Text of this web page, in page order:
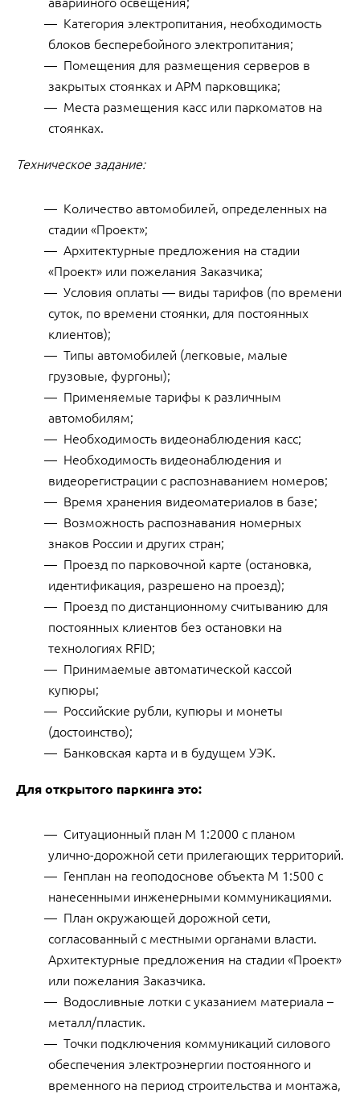
Категория электропитания, необходимость
блоков бесперебойного электропитания;
Помещения для размещения серверов в
закрытых стоянках и АРМ парковщика;
Места размещения касс или паркоматов на
стоянках.
Техническое задание:
Количество автомобилей, определенных на
стадии «Проект»;
Архитектурные предложения на стадии
«Проект» или пожелания Заказчика;
Условия оплаты — виды тарифов (по времени
суток, по времени стоянки, для постоянных
клиентов);
Типы автомобилей (легковые, малые
грузовые, фургоны);
Применяемые тарифы к различным
автомобилям;
Необходимость видеонаблюдения касс;
Необходимость видеонаблюдения и
видеорегистрации с распознаванием номеров;
Время хранения видеоматериалов в базе;
Возможность распознавания номерных
знаков России и других стран;
Проезд по парковочной карте (остановка,
идентификация, разрешено на проезд);
Проезд по дистанционному считыванию для
постоянных клиентов без остановки на
технологиях RFID;
Принимаемые автоматической кассой
купюры;
Российские рубли, купюры и монеты
(достоинство);
Банковская карта и в будущем УЭК.
Для открытого паркинга это:
Ситуационный план М 1:2000 с планом
улично-дорожной сети прилегающих территорий.
Генплан на геоподоснове объекта М 1:500 с
нанесенными инженерными коммуникациями.
План окружающей дорожной сети,
согласованный с местными органами власти.
Архитектурные предложения на стадии «Проект»
или пожелания Заказчика.
Водосливные лотки с указанием материала –
металл/пластик.
Точки подключения коммуникаций силового
обеспечения электроэнергии постоянного и
временного на период строительства и монтажа,